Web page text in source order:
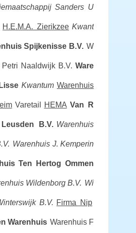
Sanders U
H.E.M.A. Zierikzee Kwant
Spijkenisse B.V. W
Naaldwijk B.V. Ware
Kwantum Warenhuis
Varetail HEMA Van R
B.V. Warenhuis
Warenhuis J. Kemperin
Ten Hertog Ommen
Wildenborg B.V. Wi
B.V. Firma Nip
Warenhuis Warenhuis F